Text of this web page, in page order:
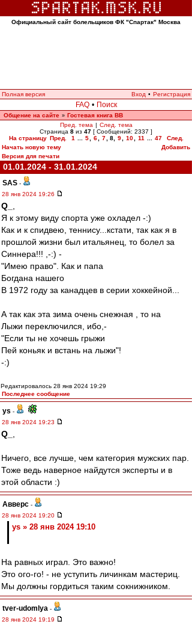
Официальный сайт болельщиков ФК "Спартак" Москва
Полная версия Вход • Регистрация
FAQ • Поиск
Общение на сайте » Гостевая книга ВВ
Пред. тема | След. тема
Страница 8 из 47 [ Сообщений: 2337 ]
На страницу Пред. 1 5 6 7 8, 9 10 11 47
След.
Начать новую тему
Добавить
Версия для печати
01.01.2024 - 31.01.2024
SAS -
28 янв 2024 19:26
Q_
Я к этому виду спорта уже охладел -:)
Как и к спидвею, теннису...кстати, так как я в
прошлой жизни был итальянец, то болел за
Синнера!!! ,-:) -
"Имею право". Как и папа
Богдана нашего
В 1972 году за канадцев в серии хоккейной...
А так как эта зима очень снежная , то на
Лыжи переключился, ибо,-
"Если ты не хочешь грыжи
Пей коньяк и встань на лыжи"!
-:)
Редактировалось 28 янв 2024 19:29
Последнее сообщение
ys -
28 янв 2024 19:23
Q_
Ничего, все лучше, чем категория мужских пар.
Тоже ведь наверное найдутся эксперты и в
этой области :)
Авверс -
28 янв 2024 19:20
ys » 28 янв 2024 19:10
На равных играл. Это важно!
Это ого-го! - не уступить личинкам мастериц.
Мы должны гордиться таким сокнижником.
tver-udomlya -
28 янв 2024 19:19